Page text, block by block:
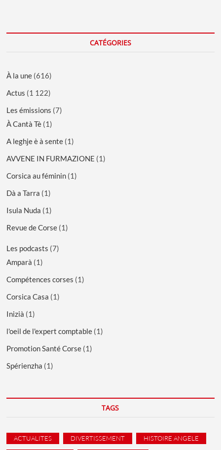
CATÉGORIES
À la une (616)
Actus (1 122)
Les émissions (7)
À Cantà Tè (1)
A leghje è à sente (1)
AVVENE IN FURMAZIONE (1)
Corsica au féminin (1)
Dà a Tarra (1)
Isula Nuda (1)
Revue de Corse (1)
Les podcasts (7)
Amparà (1)
Compétences corses (1)
Corsica Casa (1)
Inizià (1)
l'oeil de l'expert comptable (1)
Promotion Santé Corse (1)
Spérienzha (1)
TAGS
ACTUALITES DIVERTISSEMENT HISTOIRE ANGELE